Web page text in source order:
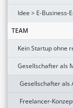
Idee > E-Business-
TEAM
Kein Startup ohne
Gesellschafter als
Gesellschafter als
Freelancer-